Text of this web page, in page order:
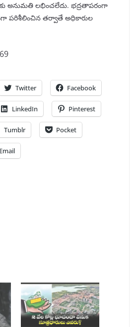
అనుమతి లభించలేదు. భద్రతాపరంగా
పరిశీలించిన తర్వాతే అధికారుల
Twitter Facebook
LinkedIn Pinterest
Tumblr Pocket
Email